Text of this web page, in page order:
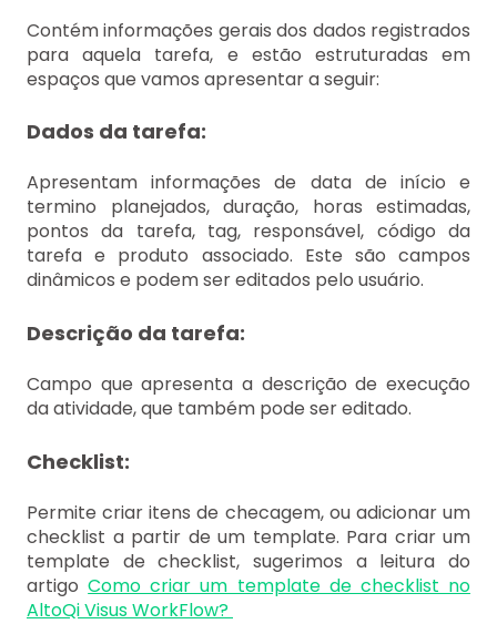
Contém informações gerais dos dados registrados
para aquela tarefa, e estão estruturadas em
espaços que vamos apresentar a seguir:
Dados da tarefa:
Apresentam informações de data de início e
termino planejados, duração, horas estimadas,
pontos da tarefa, tag, responsável, código da
tarefa e produto associado. Este são campos
dinâmicos e podem ser editados pelo usuário.
Descrição da tarefa:
Campo que apresenta a descrição de execução
da atividade, que também pode ser editado.
Checklist:
Permite criar itens de checagem, ou adicionar um
checklist a partir de um template. Para criar um
template de checklist, sugerimos a leitura do
artigoComo criar um template de checklist no
AltoQi Visus WorkFlow?